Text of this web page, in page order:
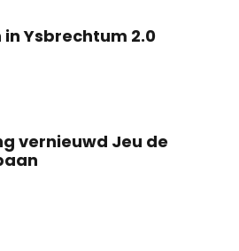
in Ysbrechtum 2.0
vernieuwd Jeu de